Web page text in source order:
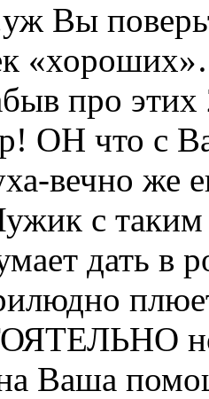
Вы
про
ОН что с
вечно же
с
дать в
Ваша